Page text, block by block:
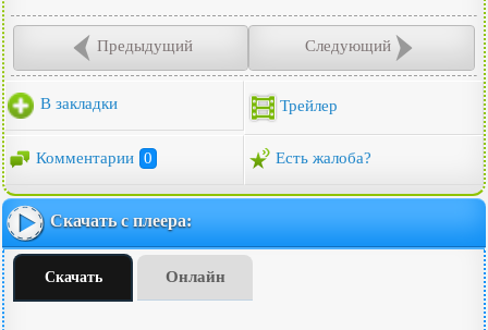
Предыдущий Следующий
В закладки Трейлер
Комментарии 0 Есть жалоба?
Скачать с плеера:
Скачать Онлайн